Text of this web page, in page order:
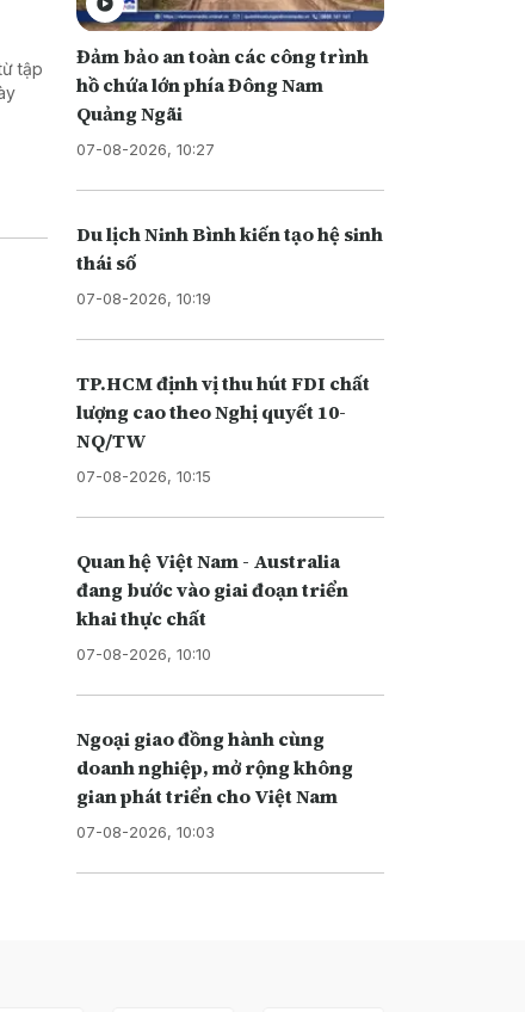
tập
Đảm bảo an toàn các công trình
hồ chứa lớn phía Đông Nam
Quảng Ngãi
07-08-2026, 10:27
Du lịch Ninh Bình kiến tạo hệ sinh
thái số
07-08-2026, 10:19
TP.HCM định vị thu hút FDI chất
lượng cao theo Nghị quyết 10-
NQ/TW
07-08-2026, 10:15
Quan hệ Việt Nam - Australia
đang bước vào giai đoạn triển
khai thực chất
07-08-2026, 10:10
Ngoại giao đồng hành cùng
doanh nghiệp, mở rộng không
gian phát triển cho Việt Nam
07-08-2026, 10:03